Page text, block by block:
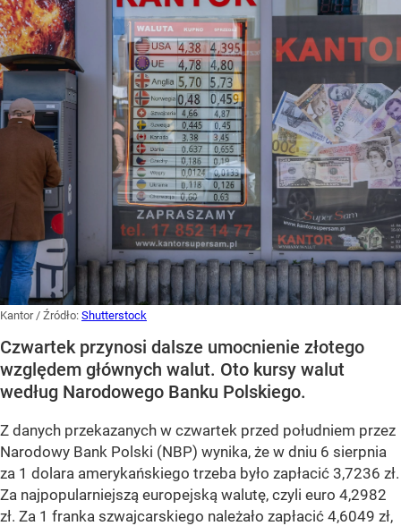
Kantor / Źródło: Shutterstock
Czwartek przynosi dalsze umocnienie złotego
względem głównych walut. Oto kursy walut
według Narodowego Banku Polskiego.
Z danych przekazanych w czwartek przed południem przez
Narodowy Bank Polski (NBP) wynika, że w dniu 6 sierpnia
za 1 dolara amerykańskiego trzeba było zapłacić 3,7236 zł.
Za najpopularniejszą europejską walutę, czyli euro 4,2982
zł. Za 1 franka szwajcarskiego należało zapłacić 4,6049 zł,